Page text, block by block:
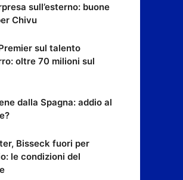
sull’esterno: buone
Chivu
sul talento
oltre 70 milioni sul
dalla Spagna: addio al
Bisseck fuori per
le condizioni del